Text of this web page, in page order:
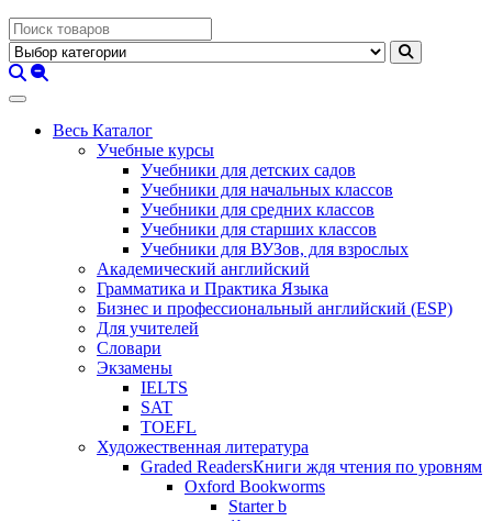
Весь Каталог
Учебные курсы
Учебники для детских садов
Учебники для начальных классов
Учебники для средних классов
Учебники для старших классов
Учебники для ВУЗов, для взрослых
Академический английский
Грамматика и Практика Языка
Бизнес и профессиональный английский (ESP)
Для учителей
Словари
Экзамены
IELTS
SAT
TOEFL
Художественная литература
Graded ReadersКниги ждя чтения по уровням
Oxford Bookworms
Starter b